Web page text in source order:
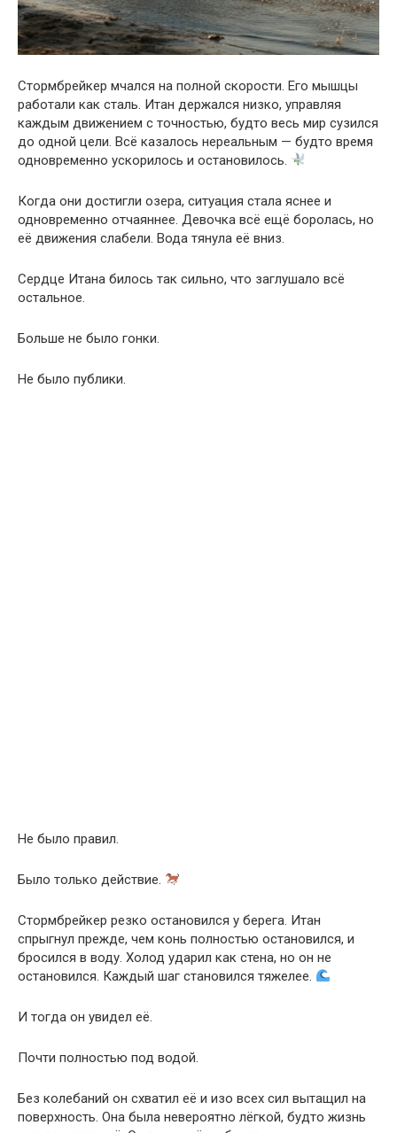
Стормбрейкер мчался на полной скорости. Его мышцы
работали как сталь. Итан держался низко, управляя
каждым движением с точностью, будто весь мир сузился
до одной цели. Всё казалось нереальным — будто время
одновременно ускорилось и остановилось.
Когда они достигли озера, ситуация стала яснее и
одновременно отчаяннее. Девочка всё ещё боролась, но
её движения слабели. Вода тянула её вниз.
Сердце Итана билось так сильно, что заглушало всё
остальное.
Больше не было гонки.
Не было публики.
Не было правил.
Было только действие.
Стормбрейкер резко остановился у берега. Итан
спрыгнул прежде, чем конь полностью остановился, и
бросился в воду. Холод ударил как стена, но он не
остановился. Каждый шаг становился тяжелее.
И тогда он увидел её.
Почти полностью под водой.
Без колебаний он схватил её и изо всех сил вытащил на
поверхность. Она была невероятно лёгкой, будто жизнь